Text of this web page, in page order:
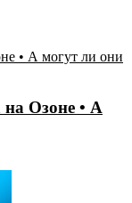
Озоне • А